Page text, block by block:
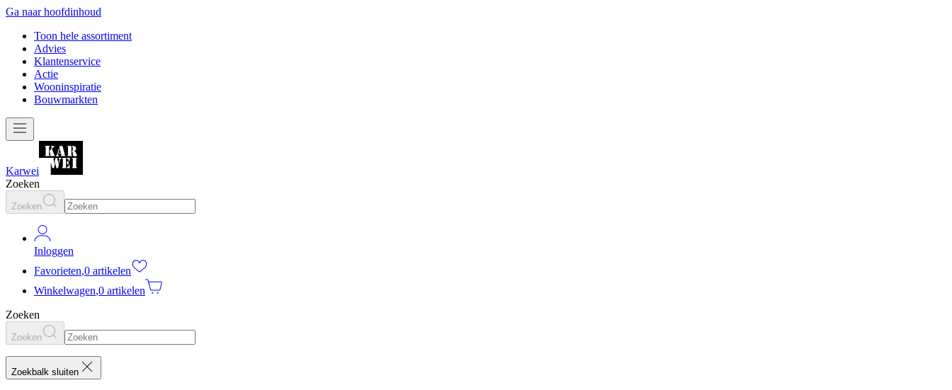
Ga naar hoofdinhoud
Toon hele assortiment
Advies
Klantenservice
Actie
Wooninspiratie
Bouwmarkten
Karwei
Zoeken
Zoeken
Inloggen
Favorieten,0 artikelen
Winkelwagen,0 artikelen
Zoeken
Zoeken
Zoekbalk sluiten